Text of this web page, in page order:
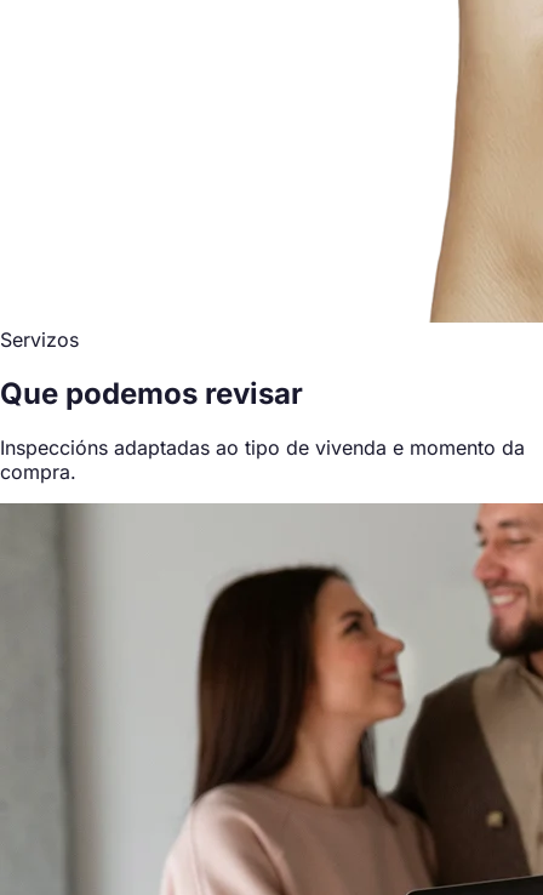
Servizos
Que podemos revisar
Inspeccións adaptadas ao tipo de vivenda e momento da
compra.